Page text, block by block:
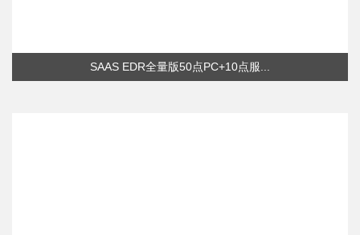
SAAS EDR全量版50点PC+10点服...